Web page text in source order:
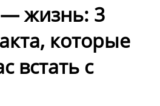
жизнь: 3
которые
встать с